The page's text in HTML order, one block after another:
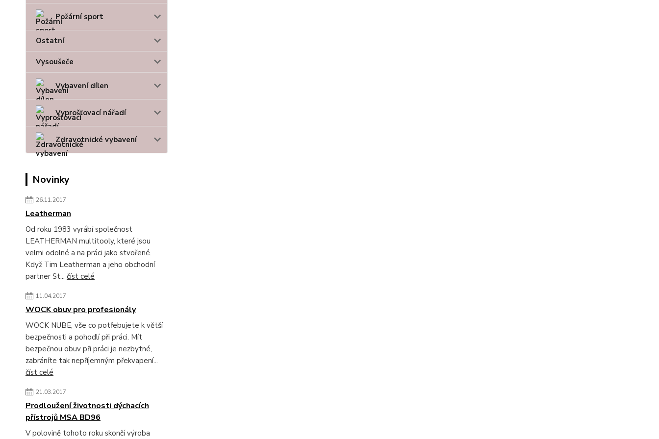
Požární sport
Ostatní
Vysoušeče
Vybavení dílen
Vyprošťovací nářadí
Zdravotnické vybavení
Novinky
26.11.2017
Leatherman
Od roku 1983 vyrábí společnost
LEATHERMAN multitooly, které jsou
velmi odolné a na práci jako stvořené.
Když Tim Leatherman a jeho obchodní
partner St... číst celé
11.04.2017
WOCK obuv pro profesionály
WOCK NUBE, vše co potřebujete k větší
bezpečnosti a pohodlí při práci. Mít
bezpečnou obuv při práci je nezbytné,
zabráníte tak nepříjemným překvapení...
číst celé
21.03.2017
Prodloužení životnosti dýchacích
přístrojů MSA BD96
V polovině tohoto roku skončí výroba